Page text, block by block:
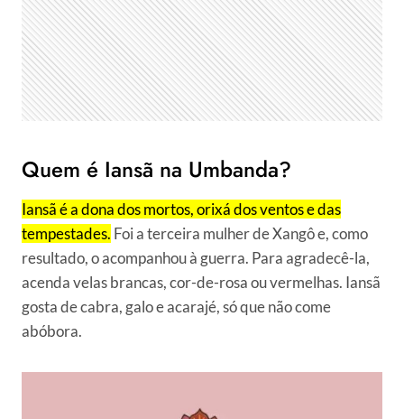
Quem é Iansã na Umbanda?
Iansã é a dona dos mortos, orixá dos ventos e das
tempestades. Foi a terceira mulher de Xangô e, como
resultado, o acompanhou à guerra. Para agradecê-la,
acenda velas brancas, cor-de-rosa ou vermelhas. Iansã
gosta de cabra, galo e acarajé, só que não come
abóbora.